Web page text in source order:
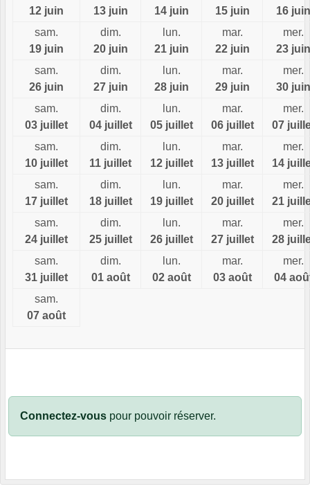
12 juin 13 juin 14 juin 15 juin
16 juin
sam.
19 juin
dim.
20 juin
lun.
21 juin
mar.
22 juin
mer.
23 juin
sam.
26 juin
dim.
27 juin
lun.
28 juin
mar.
29 juin
mer.
30 juin
sam.
03 juillet
dim.
04 juillet
lun.
05 juillet
mar.
06 juillet
mer.
07
sam.
10 juillet
dim.
11 juillet
lun.
12 juillet
mar.
13 juillet
mer.
14
sam.
17 juillet
dim.
18 juillet
lun.
19 juillet
mar.
20 juillet
mer.
21
sam.
24 juillet
dim.
25 juillet
lun.
26 juillet
mar.
27 juillet
mer.
28
sam.
31 juillet
dim.
01 août
lun.
02 août
mar.
03 août
mer.
04
sam.
07 août
Connectez-vous pour pouvoir réserver.